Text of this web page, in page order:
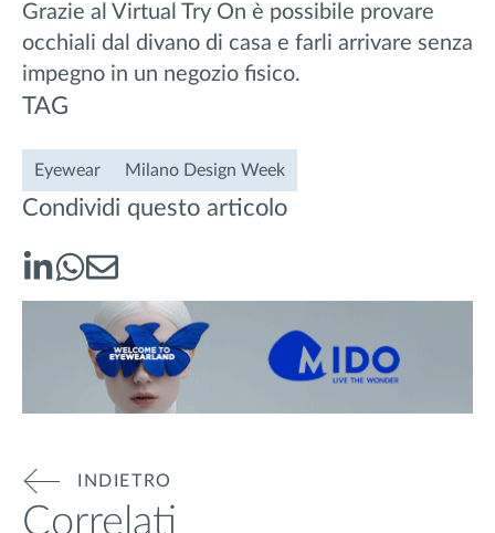
Grazie al Virtual Try On è possibile provare
occhiali dal divano di casa e farli arrivare senza
impegno in un negozio fisico.
TAG
Eyewear Milano Design Week
Condividi questo articolo
INDIETRO
Correlati